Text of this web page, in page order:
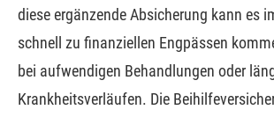
diese ergänzende Absicherung kann es
schnell zu finanziellen Engpässen
bei aufwendigen Behandlungen oder
Krankheitsverläufen. Die